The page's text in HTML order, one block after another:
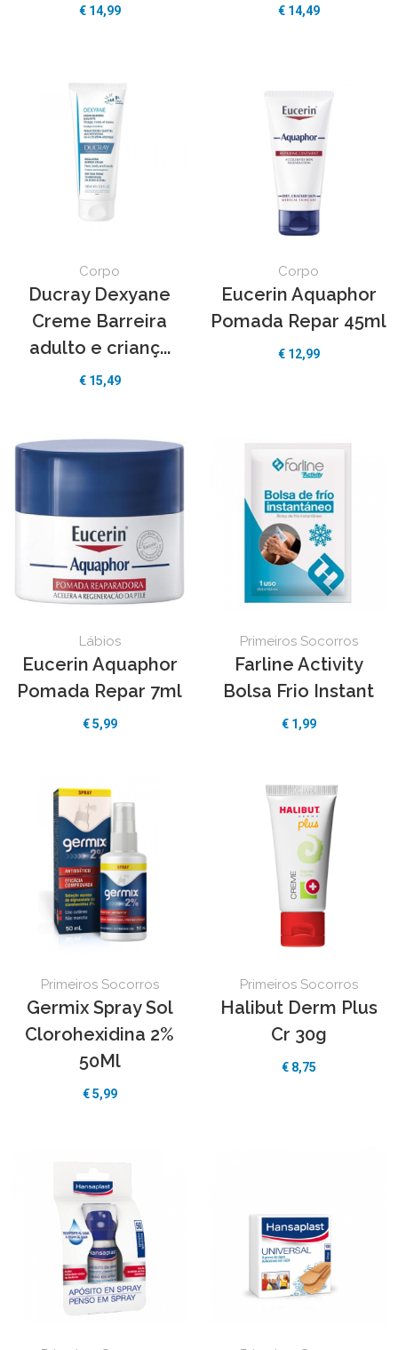
€ 14,99 € 14,49
Corpo
Ducray Dexyane
Creme Barreira
adulto e crianç...
€ 15,49
Corpo
Eucerin Aquaphor
Pomada Repar 45ml
€ 12,99
Lábios
Eucerin Aquaphor
Pomada Repar 7ml
€ 5,99
Primeiros Socorros
Farline Activity
Bolsa Frio Instant
€ 1,99
Primeiros Socorros
Germix Spray Sol
Clorohexidina 2%
50Ml
€ 5,99
Primeiros Socorros
Halibut Derm Plus
Cr 30g
€ 8,75